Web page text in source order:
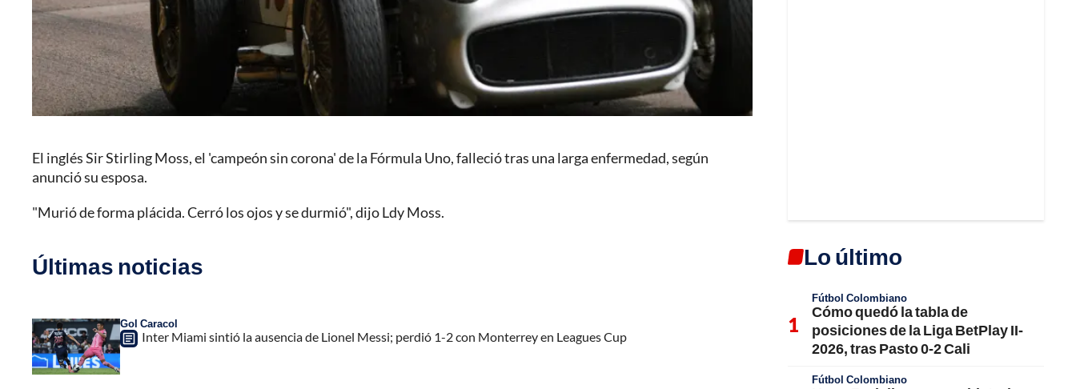
El inglés Sir Stirling Moss, el 'campeón sin corona' de la Fórmula Uno, falleció tras una larga enfermedad, según
anunció su esposa.
"Murió de forma plácida. Cerró los ojos y se durmió", dijo Ldy Moss.
Últimas noticias
Gol Caracol
Inter Miami sintió la ausencia de Lionel Messi; perdió 1-2 con Monterrey en Leagues Cup
Lo último
Fútbol Colombiano
Cómo quedó la tabla de
posiciones de la Liga BetPlay II-
2026, tras Pasto 0-2 Cali
Fútbol Colombiano